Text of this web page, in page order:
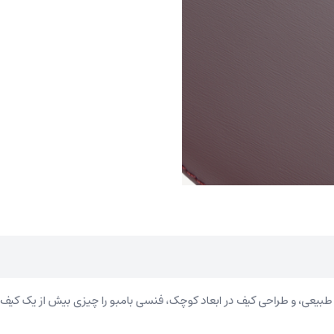
و طراحی کیف در ابعاد کوچک، فنسی بامبو را چیزی بیش از یک کیف